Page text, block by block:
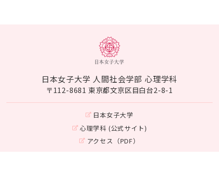
日本女子大学 人間社会学部 心理学科
〒112-8681 東京都文京区目白台2-8-1
日本女子大学
心理学科 (公式サイト)
アクセス（PDF）